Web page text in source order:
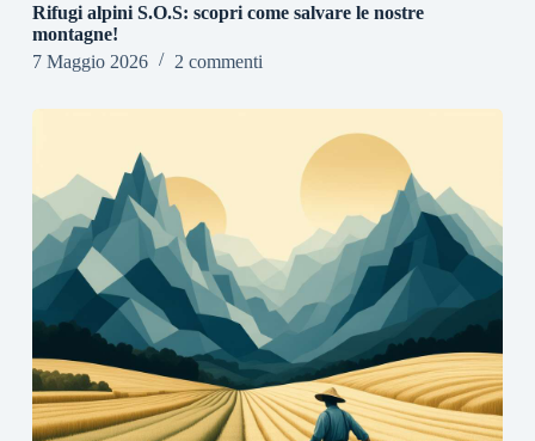
Rifugi alpini S.O.S: scopri come salvare le nostre
montagne!
7 Maggio 2026
2 commenti